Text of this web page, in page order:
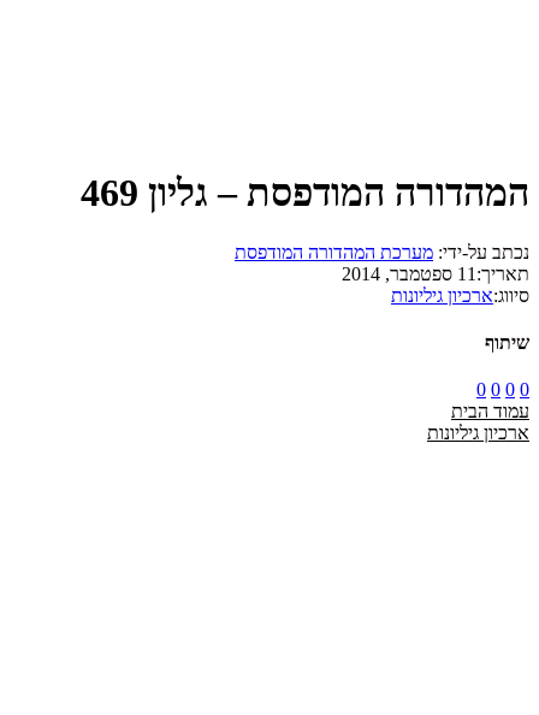
המהדורה המודפסת – גליון 469
נכתב על-ידי: מערכת המהדורה המודפסת
תאריך: 11 ספטמבר, 2014
סיווג:ארכיון גיליונות
שיתוף
0
0
0
0
עמוד הבית
ארכיון גיליונות